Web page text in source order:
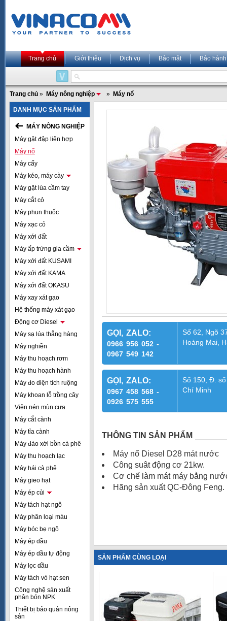
Trang chủ Giới thiệu Dịch vụ Bảo mật Bảo hành
Trang chủ » Máy nông nghiệp » Máy nổ
DANH MỤC SẢN PHẨM
MÁY NÔNG NGHIỆP
Máy gặt đập liên hợp
Máy nổ
Máy cấy
Máy kéo, máy cày
Máy gặt lúa cầm tay
Máy cắt cỏ
Máy phun thuốc
Máy xạc cỏ
Máy xới đất
Máy ấp trứng gia cầm
Máy xới đất KUSAMI
Máy xới đất KAMA
Máy xới đất OKASU
Máy xay xát gạo
Hệ thống máy xát gạo
Động cơ Diesel
Máy sạ lúa thẳng hàng
Máy nghiền
Máy thu hoạch rơm
Máy thu hoạch hành
Máy đo diện tích ruộng
Máy khoan lỗ trồng cây
Viên nén mùn cưa
Máy cắt cành
Máy tỉa cành
Máy đào xới bồn cà phê
Máy thu hoạch lạc
Máy hái cà phê
Máy gieo hạt
Máy ép củi
Máy tách hạt ngô
Máy phân loại màu
Máy bóc bẹ ngô
Máy ép dầu
Máy ép dầu tự động
Máy lọc dầu
Máy tách vỏ hạt sen
Công nghệ sản xuất
phân bón NPK
Thiết bị bảo quản nông
sản
GỌI, ZALO:
0966 956 052 -
0967 549 142
Số 62, Ngõ
Hoàng Mai,
GỌI, ZALO:
0967 458 568 -
0926 575 555
Số 150, Đ.
Chí Minh
THÔNG TIN SẢN PHẨM
Máy nổ Diesel D28 mát nước
Công suât động cơ 21kw.
Cơ chế làm mát máy bằng
Hãng sản xuất QC-Đông Feng.
SẢN PHẨM CÙNG LOẠI